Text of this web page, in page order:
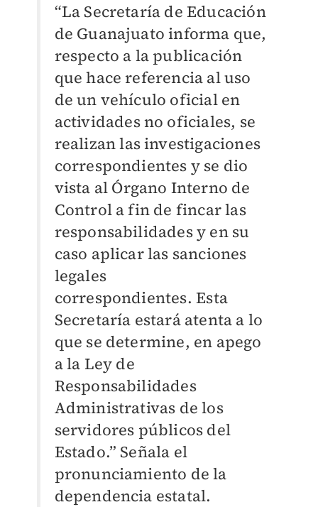
“La Secretaría de Educación
de Guanajuato informa que,
respecto a la publicación
que hace referencia al uso
de un vehículo oficial en
actividades no oficiales, se
realizan las investigaciones
correspondientes y se dio
vista al Órgano Interno de
Control a fin de fincar las
responsabilidades y en su
caso aplicar las sanciones
legales
correspondientes.Esta
Secretaría estará atenta a lo
que se determine, en apego
a la Ley de
Responsabilidades
Administrativas de los
servidores públicos del
Estado.” Señala el
pronunciamiento de la
dependencia estatal.